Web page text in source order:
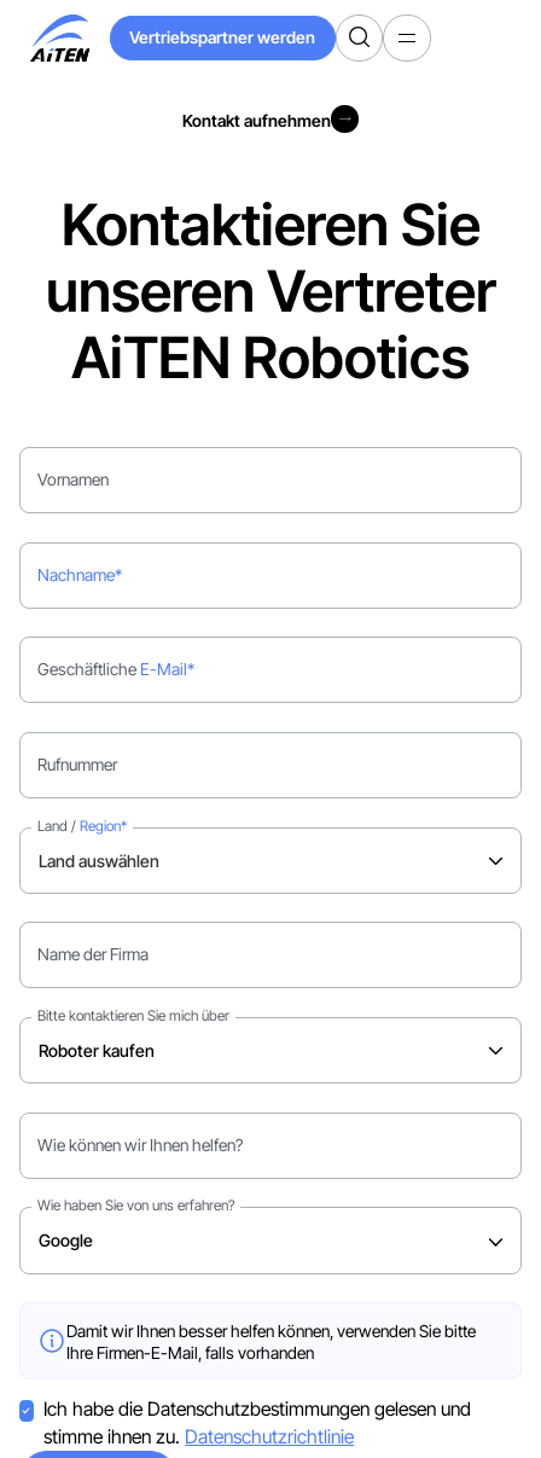
Hauptinhalt
springen
Vertriebspartner werden
Vertriebspartner werden
Kontakt aufnehmen
Kontaktieren Sie
unseren Vertreter
AiTEN Robotics
Vornamen
Nachname*
Geschäftliche E-Mail*
Rufnummer
Land / Region*
Name der Firma
Bitte kontaktieren Sie mich über
Wie können wir Ihnen helfen?
Wie haben Sie von uns erfahren?
Damit wir Ihnen besser helfen können, verwenden Sie bitte
Ihre Firmen-E-Mail, falls vorhanden
Ich habe die Datenschutzbestimmungen gelesen und
stimme ihnen zu. Datenschutzrichtlinie